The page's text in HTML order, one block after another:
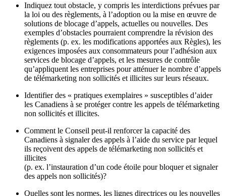
Indiquez tout obstacle, y compris les interdictions prévues par
la loi ou des règlements, à l’adoption ou la mise en œuvre de
solutions de blocage d’appels, actuelles ou nouvelles. Des
exemples d’obstacles pourraient comprendre la révision des
règlements (p. ex. les modifications apportées aux Règles), les
exigences imposées aux consommateurs pour l’adhésion aux
services de blocage d’appels, et les mesures de contrôle
qu’appliquent les entreprises pour atténuer le nombre d’appels
de télémarketing non sollicités et illicites sur leurs réseaux.
Identifier des « pratiques exemplaires » susceptibles d’aider
les Canadiens à se protéger contre les appels de télémarketing
non sollicités et illicites.
Comment le Conseil peut-il renforcer la capacité des
Canadiens à signaler des appels à l’aide du service par lequel
ils reçoivent des appels de télémarketing non sollicités et
illicites
(p. ex. l’instauration d’un code étoile pour bloquer et signaler
des appels non sollicités)?
Quelles sont les normes, les lignes directrices ou les nouvelles